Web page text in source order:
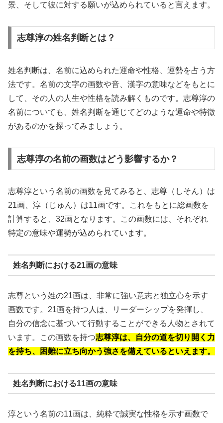
景、そして彼に対する願いが込められていると言えます。
志尊淳の姓名判断とは？
姓名判断は、名前に込められた運命や性格、運勢を占う方
法です。名前の文字の画数や音、漢字の意味などをもとに
して、その人の人生や性格を読み解くものです。志尊淳の
名前についても、姓名判断を通じてどのような運命や特徴
があるのかを探ってみましょう。
志尊淳の名前の画数はどう影響するか？
志尊淳という名前の画数を見てみると、志尊（しそん）は
21画、淳（じゅん）は11画です。これをもとに総画数を
計算すると、32画となります。この画数には、それぞれ
特定の意味や運勢が込められています。
姓名判断における21画の意味
志尊という姓の21画は、非常に強い意志と独立心を示す
画数です。21画を持つ人は、リーダーシップを発揮し、
自分の信念に基づいて行動することができる人物とされて
います。この画数を持つ志尊淳は、自分の道を切り開く力
を持ち、困難に立ち向かう強さを備えているといえます。
姓名判断における11画の意味
淳という名前の11画は、純粋で誠実な性格を示す画数で